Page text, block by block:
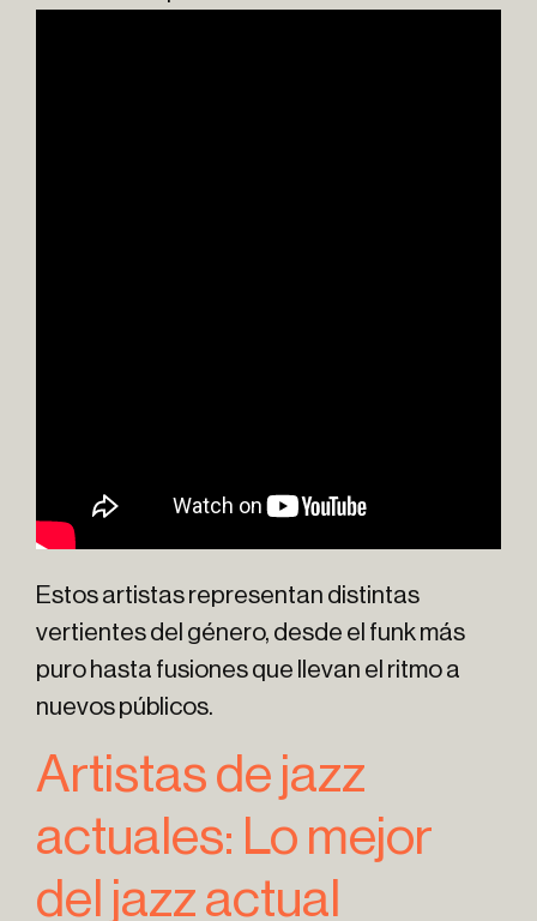
Estos artistas representan distintas
vertientes del género, desde el funk más
puro hasta fusiones que llevan el ritmo a
nuevos públicos.
Artistas de jazz
actuales: Lo mejor
del jazz actual